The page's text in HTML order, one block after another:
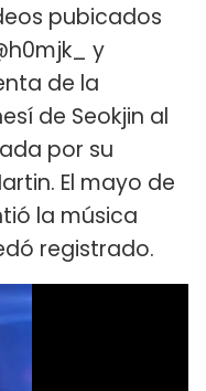
pubicados
y
de la
de Seokjin al
por su
El mayo de
la música
registrado.